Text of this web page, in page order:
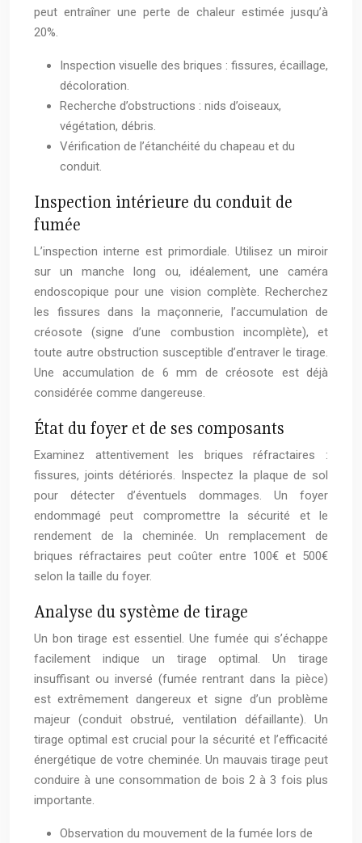
peut entraîner une perte de chaleur estimée jusqu’à
20%.
Inspection visuelle des briques : fissures, écaillage,
décoloration.
Recherche d’obstructions : nids d’oiseaux,
végétation, débris.
Vérification de l’étanchéité du chapeau et du
conduit.
Inspection intérieure du conduit de
fumée
L’inspection interne est primordiale. Utilisez un miroir
sur un manche long ou, idéalement, une caméra
endoscopique pour une vision complète. Recherchez
les fissures dans la maçonnerie, l’accumulation de
créosote (signe d’une combustion incomplète), et
toute autre obstruction susceptible d’entraver le tirage.
Une accumulation de 6 mm de créosote est déjà
considérée comme dangereuse.
État du foyer et de ses composants
Examinez attentivement les briques réfractaires :
fissures, joints détériorés. Inspectez la plaque de sol
pour détecter d’éventuels dommages. Un foyer
endommagé peut compromettre la sécurité et le
rendement de la cheminée. Un remplacement de
briques réfractaires peut coûter entre 100€ et 500€
selon la taille du foyer.
Analyse du système de tirage
Un bon tirage est essentiel. Une fumée qui s’échappe
facilement indique un tirage optimal. Un tirage
insuffisant ou inversé (fumée rentrant dans la pièce)
est extrêmement dangereux et signe d’un problème
majeur (conduit obstrué, ventilation défaillante). Un
tirage optimal est crucial pour la sécurité et l’efficacité
énergétique de votre cheminée. Un mauvais tirage peut
conduire à une consommation de bois 2 à 3 fois plus
importante.
Observation du mouvement de la fumée lors de